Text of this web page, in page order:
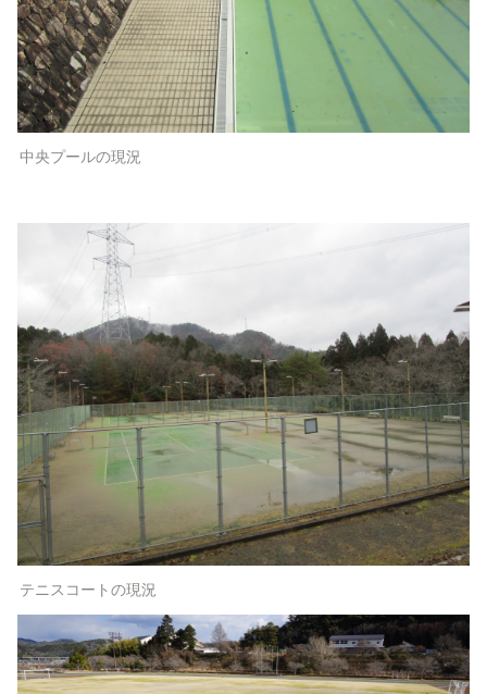
中央プールの現況
テニスコートの現況